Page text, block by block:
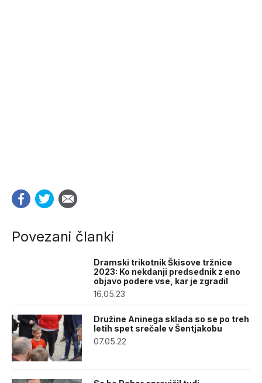
Povezani članki
Dramski trikotnik Škisove tržnice
2023: Ko nekdanji predsednik z eno
objavo podere vse, kar je zgradil
16.05.23
Družine Aninega sklada so se po treh
letih spet srečale v Šentjakobu
07.05.22